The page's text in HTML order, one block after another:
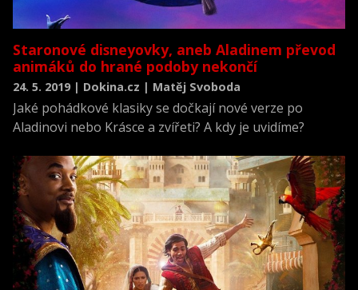
Staronové disneyovky, aneb Aladinem převod
animáků do hrané podoby nekončí
24. 5. 2019 | Dokina.cz | Matěj Svoboda
Jaké pohádkové klasiky se dočkají nové verze po
Aladinovi nebo Krásce a zvířeti? A kdy je uvidíme?